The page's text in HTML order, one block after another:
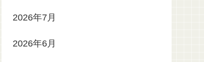
2026年7月
2026年6月